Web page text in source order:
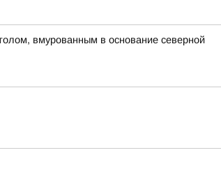
вмурованным в основание северной